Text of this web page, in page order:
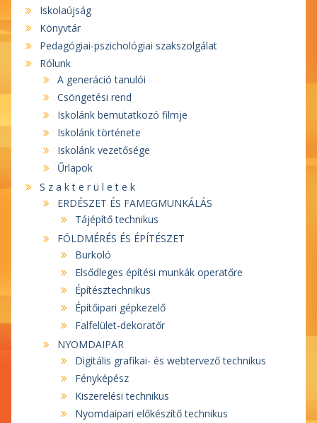
Iskolaújság
Könyvtár
Pedagógiai-pszichológiai szakszolgálat
Rólunk
A generáció tanulói
Csöngetési rend
Iskolánk bemutatkozó filmje
Iskolánk története
Iskolánk vezetősége
Űrlapok
S z a k t e r ü l e t e k
ERDÉSZET ÉS FAMEGMUNKÁLÁS
Tájépítő technikus
FÖLDMÉRÉS ÉS ÉPÍTÉSZET
Burkoló
Elsődleges építési munkák operatőre
Építésztechnikus
Építőipari gépkezelő
Falfelület-dekoratőr
NYOMDAIPAR
Digitális grafikai- és webtervező technikus
Fényképész
Kiszerelési technikus
Nyomdaipari előkészítő technikus